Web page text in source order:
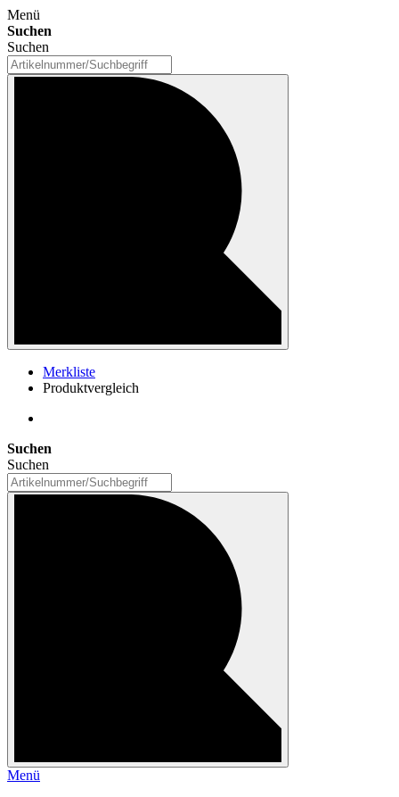
Menü
Suchen
Suchen
Merkliste
Produktvergleich
Suchen
Suchen
Menü